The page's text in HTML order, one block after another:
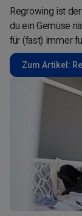
Regrowing ist
du ein Gemüse
für (fast) immer
Zum Artikel: